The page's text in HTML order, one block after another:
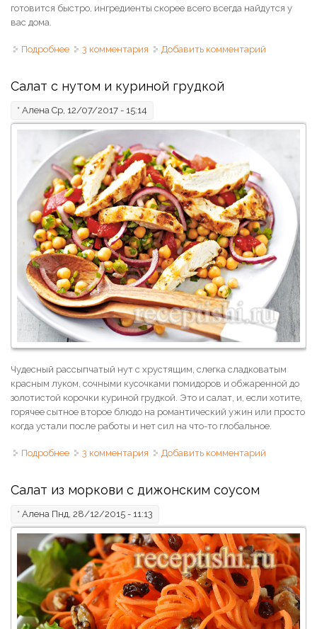
готовится быстро, ингредиенты скорее всего всегда найдутся у
вас дома.
Подробнее о Картофельный салат классический
3 комментария Добавить комментарий
Салат с нутом и куриной грудкой
* Алена Ср, 12/07/2017 - 15:14
Чудесный рассыпчатый нут с хрустящим, слегка сладковатым
красным луком, сочными кусочками помидоров и обжаренной до
золотистой корочки куриной грудкой. Это и салат, и, если хотите,
горячее сытное второе блюдо на романтический ужин или просто
когда устали после работы и нет сил на что-то глобальное.
Подробнее о Салат с нутом и куриной грудкой
3 комментария Добавить комментарий
Салат из моркови с дижонским соусом
* Алена Пнд, 28/12/2015 - 11:13